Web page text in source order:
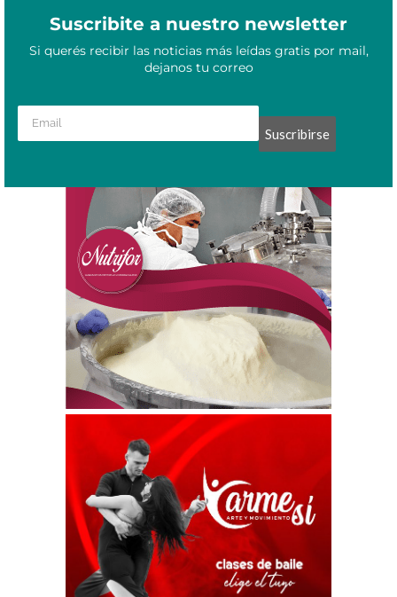
Suscribite a nuestro newsletter
Si querés recibir las noticias más leídas gratis por mail,
dejanos tu correo
Suscribirse